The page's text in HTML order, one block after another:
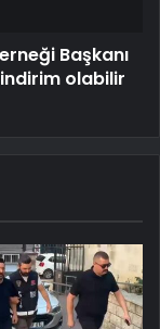
Başkanı
olabilir